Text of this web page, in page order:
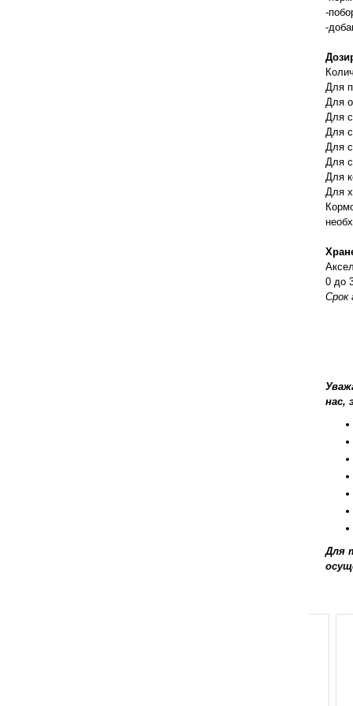
-
-
Для
Для
Для
Для
Для
Для
Для
Для
0 до
Срок
нас,
Для